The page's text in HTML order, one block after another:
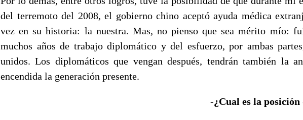
del terremoto del 2008, el gobierno chino aceptó ayuda médica
vez en su historia: la nuestra. Mas, no pienso que sea mérito mío:
muchos años de trabajo diplomático y del esfuerzo, por ambas
unidos. Los diplomáticos que vengan después, tendrán también la
encendida la generación presente.
-¿Cual es la